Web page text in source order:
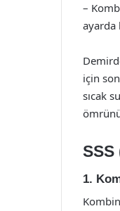
–
ayarda
için
sıcak
SSS
1.